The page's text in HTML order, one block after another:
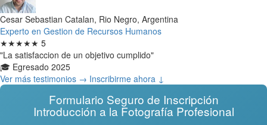
Cesar Sebastian Catalan, Rio Negro, Argentina
Experto en Gestion de Recursos Humanos
★★★★★ 5
"La satisfaccion de un objetivo cumplido"
🎓 Egresado 2025
Ver más testimonios → Inscribirme ahora ↓
Formulario Seguro de Inscripción
Introducción a la Fotografía Profesional